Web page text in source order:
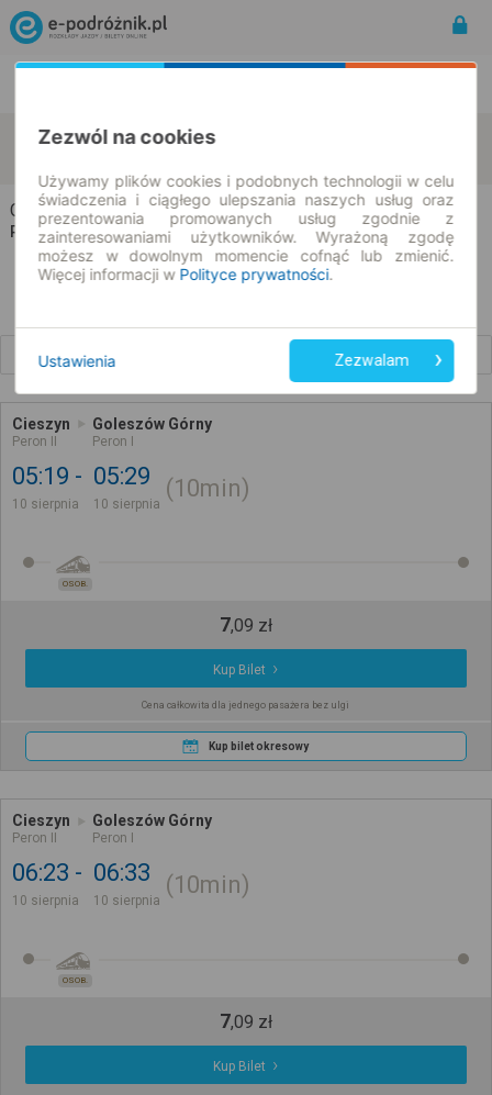
Cieszyn Goleszów Górny
Cieszyn → Goleszów Górny
Rozkład jazdy i bilety
Cieszyn
Peron II
Goleszów Górny
Peron I
05:19
10 sierpnia
05:29
10 sierpnia
10min
OSOB.
7,09 zł
Kup Bilet
Cena całkowita dla jednego pasażera bez ulgi
Kup bilet okresowy
Cieszyn
Peron II
Goleszów Górny
Peron I
06:23
10 sierpnia
06:33
10 sierpnia
10min
OSOB.
7,09 zł
Kup Bilet
Zezwól na cookies
Używamy plików cookies i podobnych technologii w celu
świadczenia i ciągłego ulepszania naszych usług oraz
prezentowania promowanych usług zgodnie z
zainteresowaniami użytkowników. Wyrażoną zgodę
możesz w dowolnym momencie cofnąć lub zmienić.
Więcej informacji w Polityce prywatności.
Ustawienia Zezwalam